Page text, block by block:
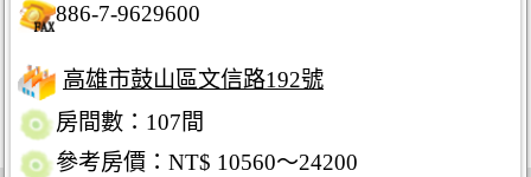
886-7-9629600
高雄市鼓山區文信路192號
房間數：107間
參考房價：NT$ 10560～24200